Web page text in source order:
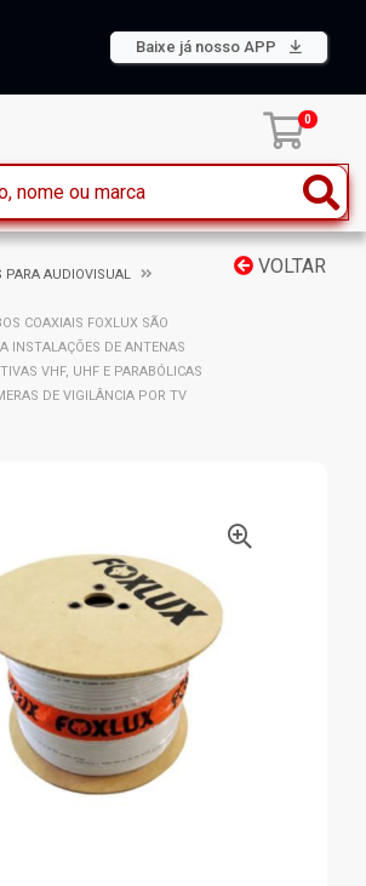
Baixe já nosso APP
0
VOLTAR
PARA AUDIOVISUAL
COAXIAIS FOXLUX SÃO
INSTALAÇÕES DE ANTENAS
VHF, UHF E PARABÓLICAS
DE VIGILÂNCIA POR TV